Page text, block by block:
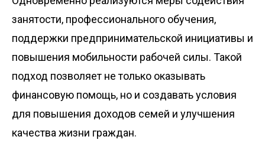
занятости, профессионального обучения,
поддержки предпринимательской инициативы и
повышения мобильности рабочей силы. Такой
подход позволяет не только оказывать
финансовую помощь, но и создавать условия
для повышения доходов семей и улучшения
качества жизни граждан.